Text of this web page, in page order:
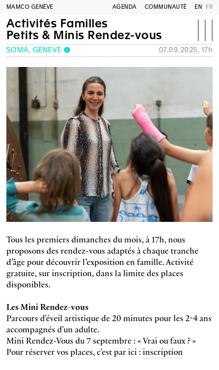
MAMCO GENÈVE AGENDA COMMUNAUTÉ EN FR
Activités Familles
Petits & Minis Rendez-vous
SOMA, GENÈVE 07.09.2025, 17h
Tous les premiers dimanches du mois, à 17h, nous
proposons des rendez-vous adaptés à chaque tranche
d’âge pour découvrir l’exposition en famille. Activité
gratuite, sur inscription, dans la limite des places
disponibles.
Les Mini Rendez-vous
Parcours d'éveil artistique de 20 minutes pour les 2-4 ans
accompagnés d'un adulte.
Mini Rendez-Vous du 7 septembre : « Vrai ou faux ? »
Pour réserver vos places, c'est par ici :inscription